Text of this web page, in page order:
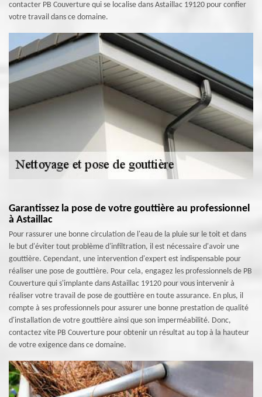
contacter PB Couverture qui se localise dans Astaillac 19120 pour confier
votre travail dans ce domaine.
Garantissez la pose de votre gouttière au professionnel
à Astaillac
Pour rassurer une bonne circulation de l'eau de la pluie sur le toit et dans
le but d'éviter tout problème d'infiltration, il est nécessaire d'avoir une
gouttière. Cependant, une intervention d'expert est indispensable pour
réaliser une pose de gouttière. Pour cela, engagez les professionnels de PB
Couverture qui s'implante dans Astaillac 19120 pour vous intervenir à
réaliser votre travail de pose de gouttière en toute assurance. En plus, il
compte à ses professionnels pour assurer une bonne prestation de qualité
d'installation de votre gouttière ainsi que son imperméabilité. Donc,
contactez vite PB Couverture pour obtenir un résultat au top à la hauteur
de votre exigence dans ce domaine.